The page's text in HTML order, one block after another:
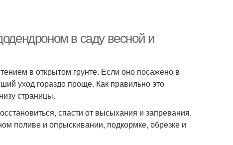
в саду весной и
в открытом грунте. Если оно посажено в
уход гораздо проще. Как правильно это
страницы.
спасти от высыхания и запревания.
поливе и опрыскивании, подкормке, обрезке и